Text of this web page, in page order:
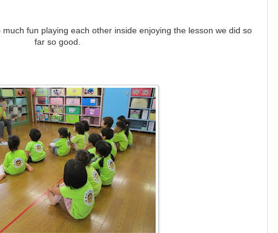
fun playing each other inside enjoying the lesson we did so
far so good.